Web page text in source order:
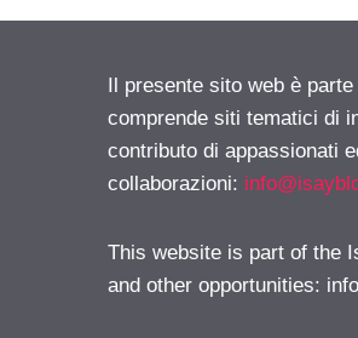
Il presente sito web è
comprende siti tematici di
contributo di appassionati
collaborazioni:
This website is part of the
and other opportunities: